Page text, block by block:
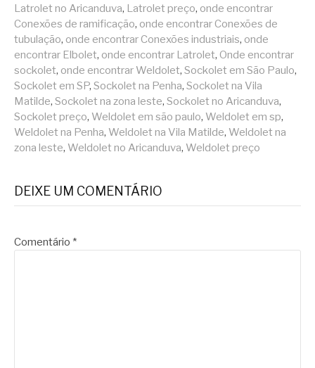
Latrolet no Aricanduva, Latrolet preço, onde encontrar
Conexões de ramificação, onde encontrar Conexões de
tubulação, onde encontrar Conexões industriais, onde
encontrar Elbolet, onde encontrar Latrolet, Onde encontrar
sockolet, onde encontrar Weldolet, Sockolet em São Paulo,
Sockolet em SP, Sockolet na Penha, Sockolet na Vila
Matilde, Sockolet na zona leste, Sockolet no Aricanduva,
Sockolet preço, Weldolet em são paulo, Weldolet em sp,
Weldolet na Penha, Weldolet na Vila Matilde, Weldolet na
zona leste, Weldolet no Aricanduva, Weldolet preço
DEIXE UM COMENTÁRIO
Comentário *